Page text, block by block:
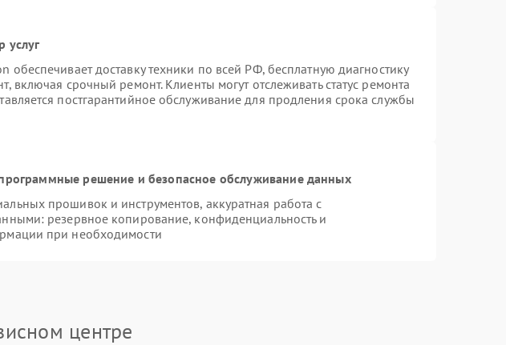
услуг
обеспечивает доставку техники по всей РФ, бесплатную диагностику
включая срочный ремонт. Клиенты могут отслеживать статус ремонта
постгарантийное обслуживание для продления срока службы
решение и безопасное обслуживание данных
прошивок и инструментов, аккуратная работа с
резервное копирование, конфиденциальность и
при необходимости
центре